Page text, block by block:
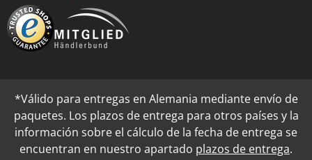
*Válido para entregas en Alemania mediante envío de
paquetes. Los plazos de entrega para otros países y la
información sobre el cálculo de la fecha de entrega se
encuentran en nuestro apartado plazos de entrega.